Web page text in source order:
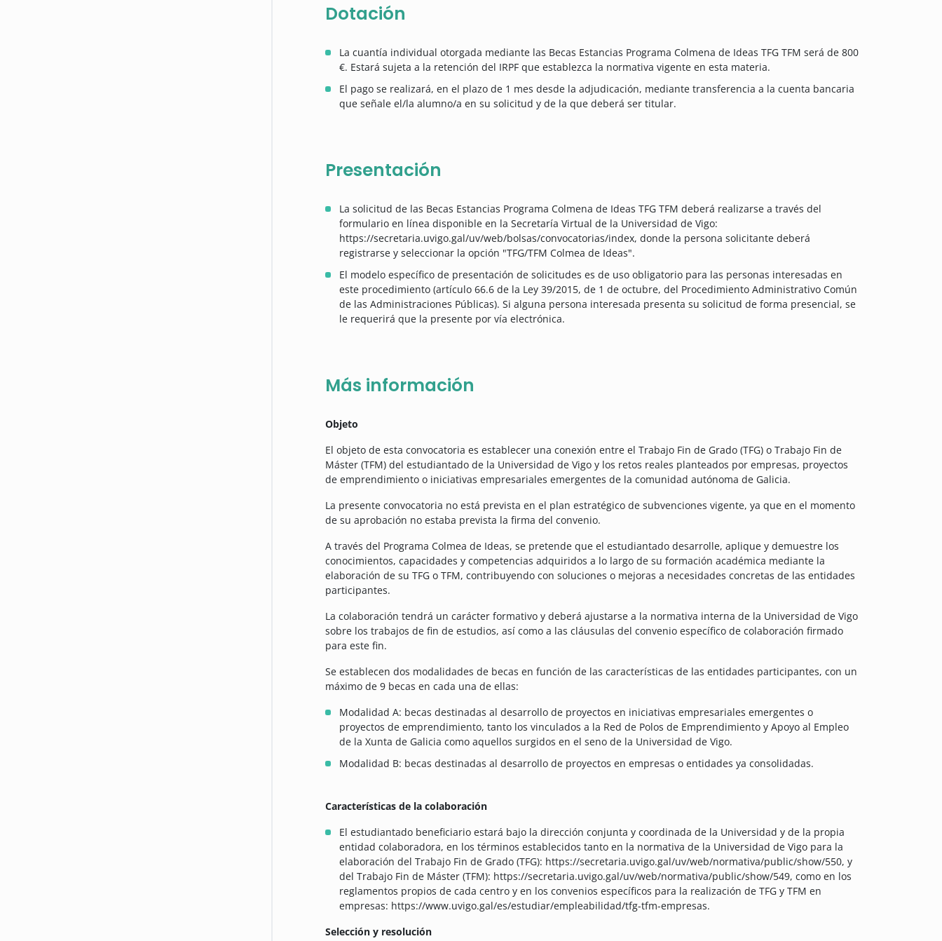
Dotación
La cuantía individual otorgada mediante las Becas Estancias Programa Colmena de Ideas TFG TFM será de 800
€. Estará sujeta a la retención del IRPF que establezca la normativa vigente en esta materia.
El pago se realizará, en el plazo de 1 mes desde la adjudicación, mediante transferencia a la cuenta bancaria
que señale el/la alumno/a en su solicitud y de la que deberá ser titular.
Presentación
La solicitud de las Becas Estancias Programa Colmena de Ideas TFG TFM deberá realizarse a través del
formulario en línea disponible en la Secretaría Virtual de la Universidad de Vigo:
https://secretaria.uvigo.gal/uv/web/bolsas/convocatorias/index, donde la persona solicitante deberá
registrarse y seleccionar la opción "TFG/TFM Colmea de Ideas".
El modelo específico de presentación de solicitudes es de uso obligatorio para las personas interesadas en
este procedimiento (artículo 66.6 de la Ley 39/2015, de 1 de octubre, del Procedimiento Administrativo Común
de las Administraciones Públicas). Si alguna persona interesada presenta su solicitud de forma presencial, se
le requerirá que la presente por vía electrónica.
Más información
Objeto
El objeto de esta convocatoria es establecer una conexión entre el Trabajo Fin de Grado (TFG) o Trabajo Fin de
Máster (TFM) del estudiantado de la Universidad de Vigo y los retos reales planteados por empresas, proyectos
de emprendimiento o iniciativas empresariales emergentes de la comunidad autónoma de Galicia.
La presente convocatoria no está prevista en el plan estratégico de subvenciones vigente, ya que en el momento
de su aprobación no estaba prevista la firma del convenio.
A través del Programa Colmea de Ideas, se pretende que el estudiantado desarrolle, aplique y demuestre los
conocimientos, capacidades y competencias adquiridos a lo largo de su formación académica mediante la
elaboración de su TFG o TFM, contribuyendo con soluciones o mejoras a necesidades concretas de las entidades
participantes.
La colaboración tendrá un carácter formativo y deberá ajustarse a la normativa interna de la Universidad de Vigo
sobre los trabajos de fin de estudios, así como a las cláusulas del convenio específico de colaboración firmado
para este fin.
Se establecen dos modalidades de becas en función de las características de las entidades participantes, con un
máximo de 9 becas en cada una de ellas:
Modalidad A: becas destinadas al desarrollo de proyectos en iniciativas empresariales emergentes o
proyectos de emprendimiento, tanto los vinculados a la Red de Polos de Emprendimiento y Apoyo al Empleo
de la Xunta de Galicia como aquellos surgidos en el seno de la Universidad de Vigo.
Modalidad B: becas destinadas al desarrollo de proyectos en empresas o entidades ya consolidadas.
Características de la colaboración
El estudiantado beneficiario estará bajo la dirección conjunta y coordinada de la Universidad y de la propia
entidad colaboradora, en los términos establecidos tanto en la normativa de la Universidad de Vigo para la
elaboración del Trabajo Fin de Grado (TFG): https://secretaria.uvigo.gal/uv/web/normativa/public/show/550, y
del Trabajo Fin de Máster (TFM): https://secretaria.uvigo.gal/uv/web/normativa/public/show/549, como en los
reglamentos propios de cada centro y en los convenios específicos para la realización de TFG y TFM en
empresas: https://www.uvigo.gal/es/estudiar/empleabilidad/tfg-tfm-empresas.
Selección y resolución